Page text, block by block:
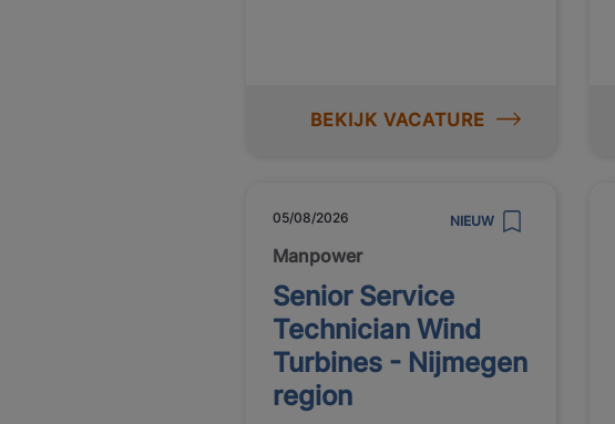
BEKIJK VACATURE
05/08/2026 NIEUW
Manpower
Senior Service
Technician Wind
Turbines - Nijmegen
region